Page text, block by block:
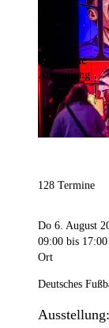
Kategorie
Ausstellung
128 Termine
Do 6. August
09:00 bis
Ort
Deutsches